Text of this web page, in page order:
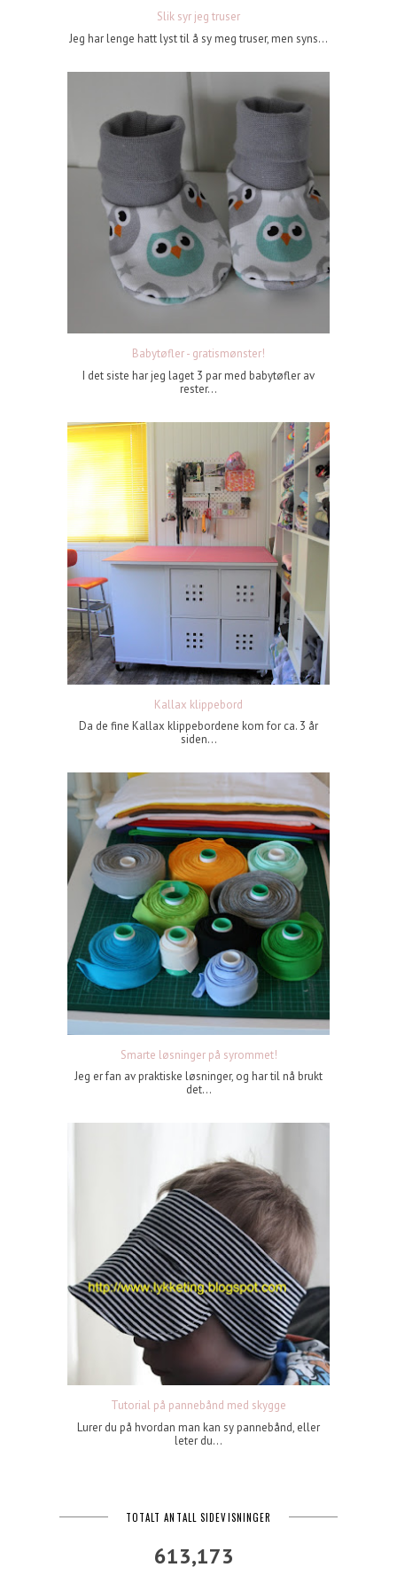
Slik syr jeg truser
Jeg har lenge hatt lyst til å sy meg truser, men syns...
Babytøfler - gratismønster!
I det siste har jeg laget 3 par med babytøfler av
rester...
Kallax klippebord
Da de fine Kallax klippebordene kom for ca. 3 år
siden...
Smarte løsninger på syrommet!
Jeg er fan av praktiske løsninger, og har til nå brukt
det...
Tutorial på pannebånd med skygge
Lurer du på hvordan man kan sy pannebånd, eller
leter du...
TOTALT ANTALL SIDEVISNINGER
613,173